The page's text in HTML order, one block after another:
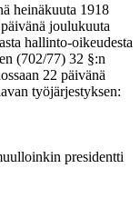
heinäkuuta 1918
joulukuuta
hallinto-oikeudesta
(702/77) 32 §:n
22 päivänä
työjärjestyksen:
presidentti